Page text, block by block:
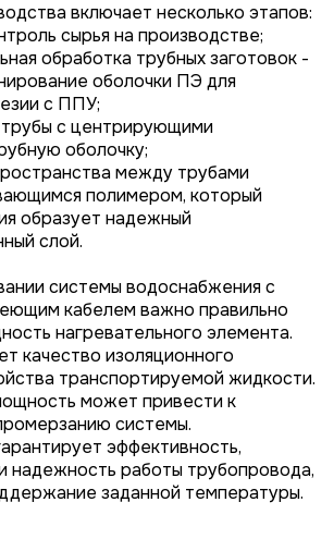
включает несколько этапов:
сырья на производстве;
обработка трубных заготовок -
оболочки ПЭ для
с ППУ;
с центрирующими
оболочку;
между трубами
полимером, который
образует надежный
слой.
системы водоснабжения с
кабелем важно правильно
нагревательного элемента.
качество изоляционного
транспортируемой жидкости.
может привести к
системы.
эффективность,
надежность работы трубопровода,
заданной температуры.